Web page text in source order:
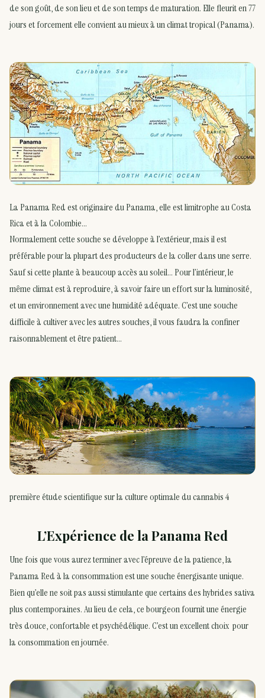
de son goût, de son lieu et de son temps de maturation. Elle fleurit en 77
jours et forcement elle convient au mieux à un climat tropical (Panama).
La Panama Red est originaire du Panama, elle est limitrophe au Costa
Rica et à la Colombie…
Normalement cette souche se développe à l’extérieur, mais il est
préférable pour la plupart des producteurs de la coller dans une serre.
Sauf si cette plante à beaucoup accès au soleil… Pour l’intérieur, le
même climat est à reproduire, à savoir faire un effort sur la luminosité,
et un environnement avec une humidité adéquate. C’est une souche
difficile à cultiver avec les autres souches, il vous faudra la confiner
raisonnablement et être patient…
première étude scientifique sur la culture optimale du cannabis 4
L’Expérience de la Panama Red
Une fois que vous aurez terminer avec l’épreuve de la patience, la
Panama Red à la consommation est une souche énergisante unique.
Bien qu’elle ne soit pas aussi stimulante que certains des hybrides sativa
plus contemporaines. Au lieu de cela, ce bourgeon fournit une énergie
très douce, confortable et psychédélique. C’est un excellent choix pour
la consommation en journée.